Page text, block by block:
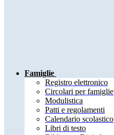
Famiglie
Registro elettronico
Circolari per famiglie
Modulistica
Patti e regolamenti
Calendario scolastico
Libri di testo